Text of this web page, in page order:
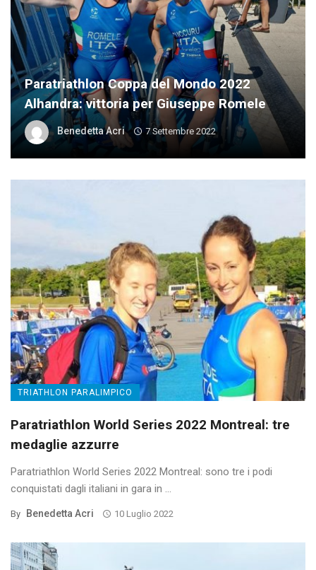
Paratriathlon Coppa del Mondo 2022
Alhandra: vittoria per Giuseppe Romele
Benedetta Acri 7 Settembre 2022
TRIATHLON PARALIMPICO
Paratriathlon World Series 2022 Montreal: tre
medaglie azzurre
Paratriathlon World Series 2022 Montreal: sono tre i podi
conquistati dagli italiani in gara in ...
By Benedetta Acri 10 Luglio 2022